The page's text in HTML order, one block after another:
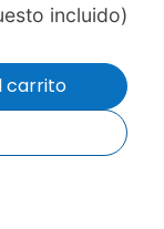
carrito
incluido)